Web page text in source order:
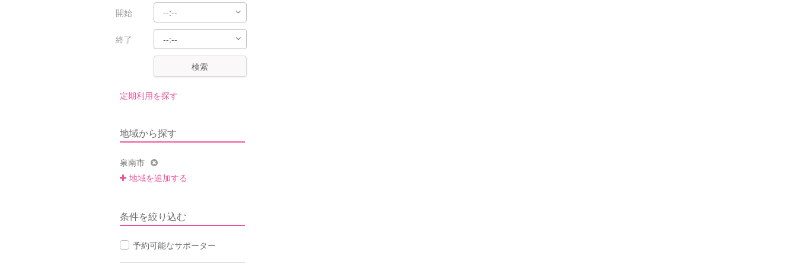
開始
終了
検索
定期利用を探す
地域から探す
泉南市
地域を追加する
条件を絞り込む
予約可能なサポーター